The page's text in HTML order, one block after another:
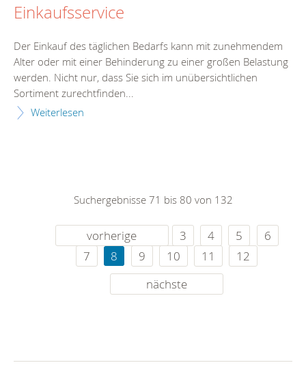
Einkaufsservice
Der Einkauf des täglichen Bedarfs kann mit zunehmendem
Alter oder mit einer Behinderung zu einer großen Belastung
werden. Nicht nur, dass Sie sich im unübersichtlichen
Sortiment zurechtfinden...
Weiterlesen
Suchergebnisse 71 bis 80 von 132
vorherige 3 4 5
6
7
8 9 10 11
12
nächste